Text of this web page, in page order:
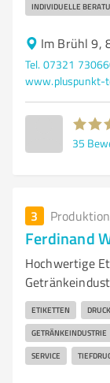
INDIVIDUELLE
Im Brühl 9,
Tel. 07321
www.pluspunkt-
35
3 Produktion
Ferdinand
Hochwertige
ETIKETTEN
GETRÄNKEINDUSTRIE
SERVICE